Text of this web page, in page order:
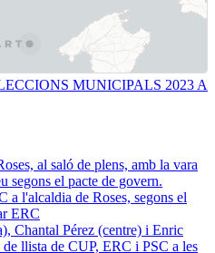
MUNICIPALS 2023 A
a l'alcaldia de Roses, segons el
ERC